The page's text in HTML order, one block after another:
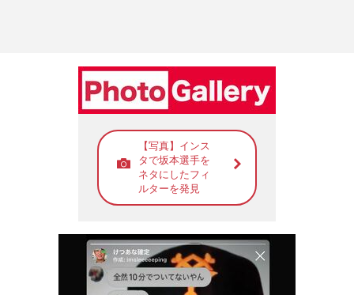
【写真】インス
タで坂本選手を
ネタにしたフィ
ルターを発見